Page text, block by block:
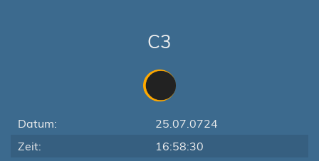
C3
Datum:
25.07.0724
Zeit:
16:58:30